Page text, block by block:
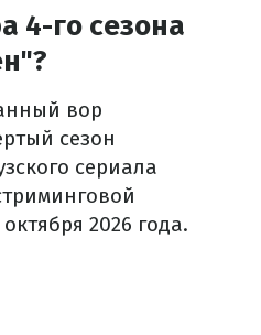
4-го сезона
вор
сезон
сериала
2026 года.